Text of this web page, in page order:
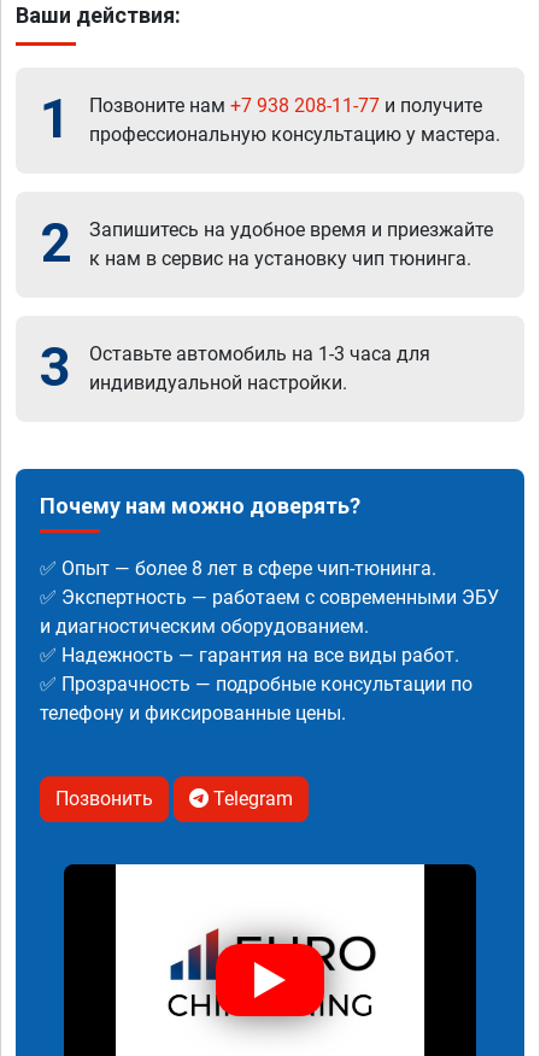
Ваши действия:
1 Позвоните нам +7 938 208-11-77 и получите
профессиональную консультацию у мастера.
2
Запишитесь на удобное время и приезжайте
к нам в сервис на установку чип тюнинга.
3
Оставьте автомобиль на 1-3 часа для
индивидуальной настройки.
Почему нам можно доверять?
✅ Опыт — более 8 лет в сфере чип-тюнинга.
✅ Экспертность — работаем с современными ЭБУ
и диагностическим оборудованием.
✅ Надежность — гарантия на все виды работ.
✅ Прозрачность — подробные консультации по
телефону и фиксированные цены.
Позвонить Telegram